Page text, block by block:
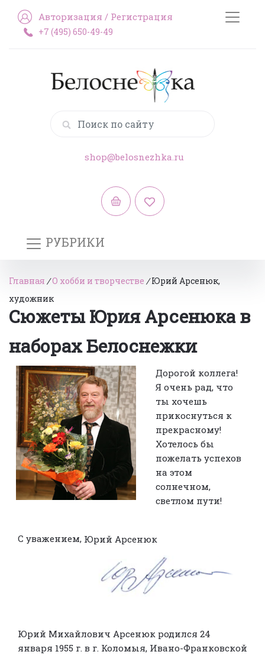
Авторизация / Регистрация
+7 (495) 650-49-49
shop@belosnezhka.ru
РУБРИКИ
Главная /О хобби и творчестве /Юрий Арсенюк,
художник
Сюжеты Юрия Арсенюка в
наборах Белоснежки
Дорогой коллега!
Я очень рад, что
ты хочешь
прикоснуться к
прекрасному!
Хотелось бы
пожелать успехов
на этом
солнечном,
светлом пути!
С уважением, Юрий Арсенюк
Юрий Михайлович Арсенюк родился 24
января 1955 г. в г. Коломыя, Ивано-Франковской